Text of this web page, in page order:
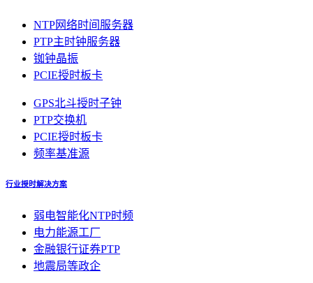
NTP网络时间服务器
PTP主时钟服务器
铷钟晶振
PCIE授时板卡
GPS北斗授时子钟
PTP交换机
PCIE授时板卡
频率基准源
行业授时解决方案
弱电智能化NTP时频
电力能源工厂
金融银行证券PTP
地震局等政企